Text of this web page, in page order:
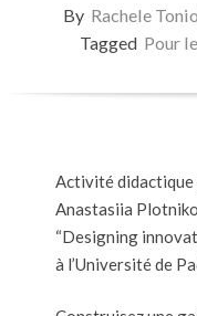
By Rachele
Tagged Pour
Activité
Anastasiia
“Designing
à l’Université de